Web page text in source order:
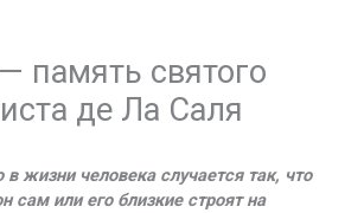
память святого
де Ла Саля
в жизни человека случается так, что
сам или его близкие строят на